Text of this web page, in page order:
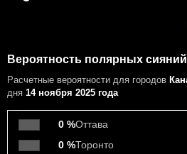
Вероятность полярных
Расчетные вероятности для городов
дня 14 ноября 2025 года
0 %Оттава
0 %Торонто